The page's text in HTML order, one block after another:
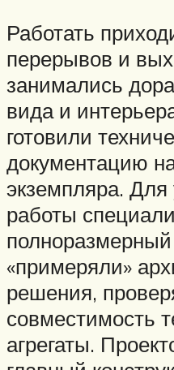
Работать
перерывов и
занимались
вида и
готовили
документацию
экземпляра.
работы
«примеряли»
решения,
совместимость
агрегаты.